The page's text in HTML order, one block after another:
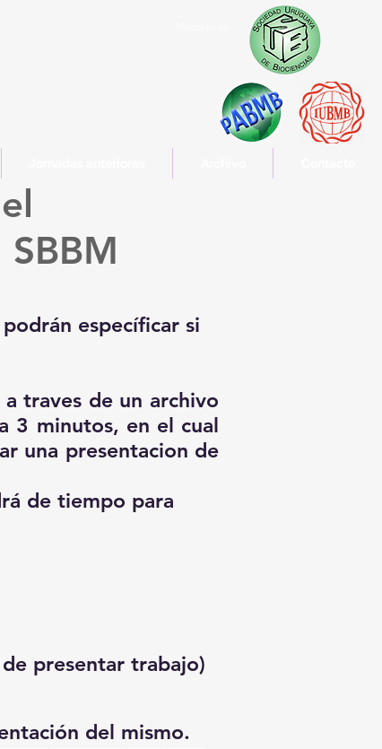
específicar si
traves de un archivo
3 minutos, en el cual
una presentacion de
de tiempo para
presentar trabajo)
del mismo.